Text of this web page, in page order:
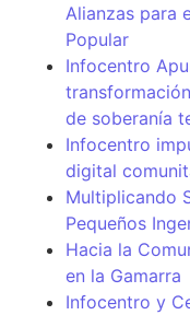
Alianzas para
Popular
Infocentro
de soberanía
Infocentro
digital
Multiplicando
Pequeños
Hacia la
en la Gamarra
Infocentro y